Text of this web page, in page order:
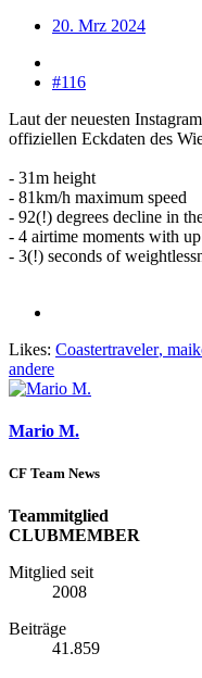
20. Mrz 2024
#116
Laut der neuesten
offiziellen Eckdaten des
- 31m height
- 81km/h maximum speed
- 92(!) degrees decline in
- 4 airtime moments with
- 3(!) seconds of
Likes: Coastertraveler,
andere
Mario M.
CF Team News
Teammitglied
CLUBMEMBER
Mitglied seit
2008
Beiträge
41.859